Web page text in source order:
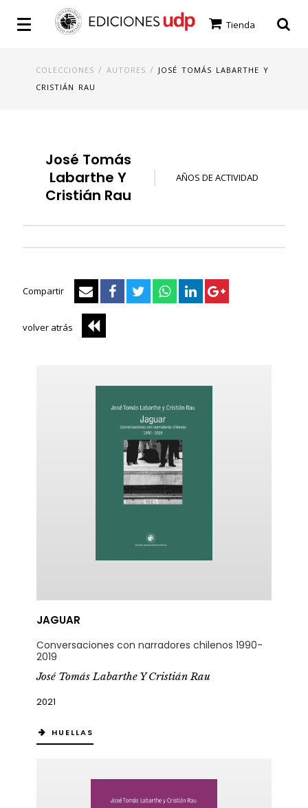
Tienda
COLECCIONES /AUTORES / JOSÉ TOMÁS LABARTHE Y
CRISTIÁN RAU
José Tomás
Labarthe Y
Cristián Rau
AÑOS DE ACTIVIDAD
Compartir
volver atrás
JAGUAR
Conversaciones con narradores chilenos 1990-
2019
José Tomás Labarthe Y Cristián Rau
2021
HUELLAS